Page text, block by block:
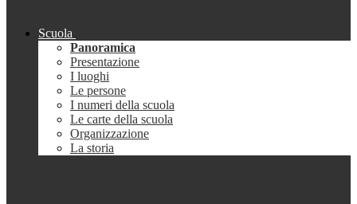
Scuola
Panoramica
Presentazione
I luoghi
Le persone
I numeri della scuola
Le carte della scuola
Organizzazione
La storia